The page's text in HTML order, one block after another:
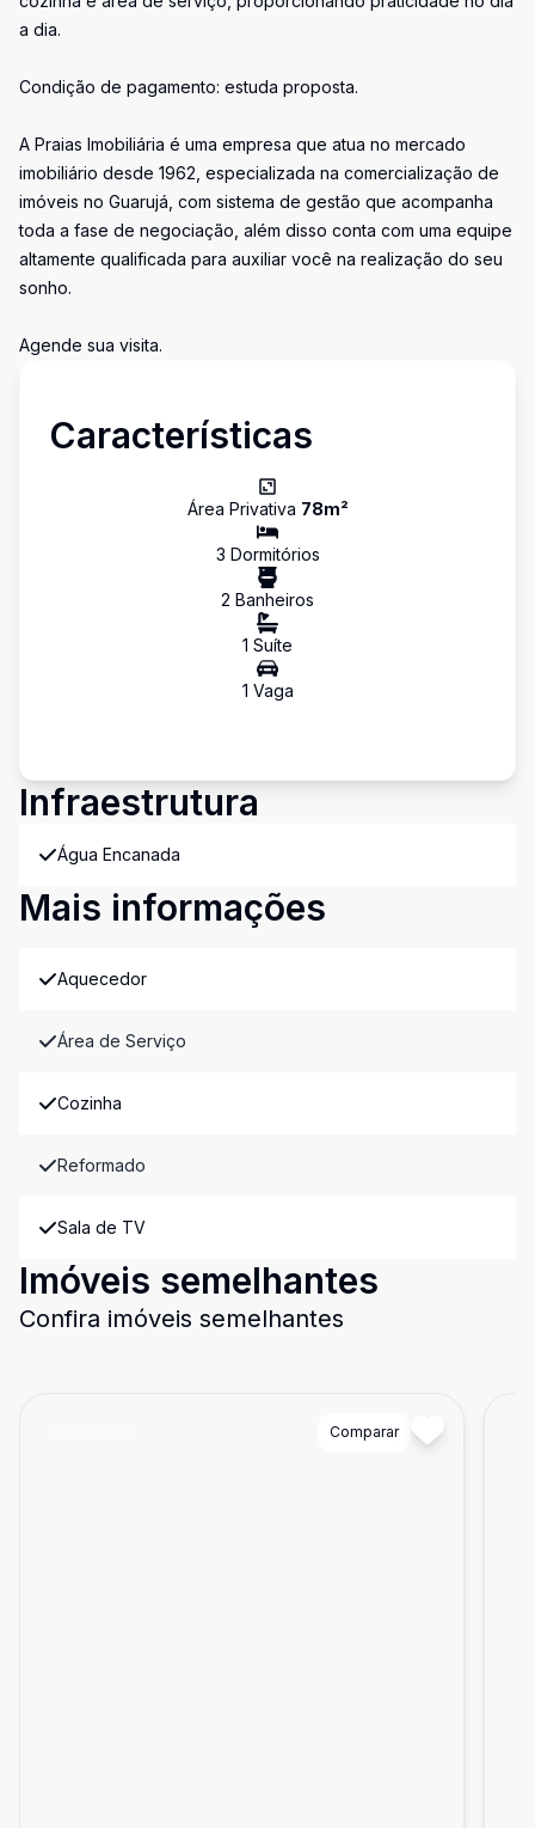
a dia.
Condição de pagamento: estuda proposta.
A Praias Imobiliária é uma empresa que atua no mercado
imobiliário desde 1962, especializada na comercialização de
imóveis no Guarujá, com sistema de gestão que acompanha
toda a fase de negociação, além disso conta com uma equipe
altamente qualificada para auxiliar você na realização do seu
sonho.
Agende sua visita.
Características
Área Privativa 78m²
3 Dormitórios
2 Banheiros
1 Suíte
1 Vaga
Infraestrutura
Água Encanada
Mais informações
Aquecedor
Área de Serviço
Cozinha
Reformado
Sala de TV
Imóveis semelhantes
Confira imóveis semelhantes
Comparar